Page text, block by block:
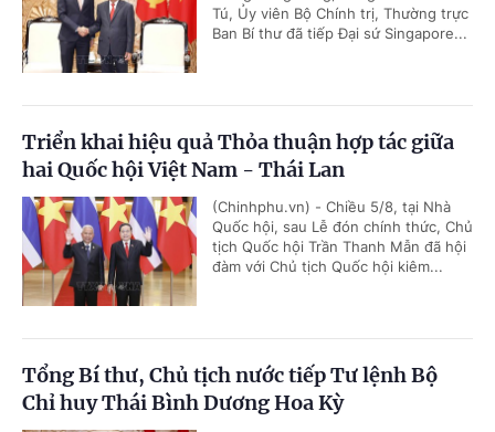
Tú, Ủy viên Bộ Chính trị, Thường trực
Ban Bí thư đã tiếp Đại sứ Singapore...
Triển khai hiệu quả Thỏa thuận hợp tác giữa
hai Quốc hội Việt Nam - Thái Lan
(Chinhphu.vn) - Chiều 5/8, tại Nhà
Quốc hội, sau Lễ đón chính thức, Chủ
tịch Quốc hội Trần Thanh Mẫn đã hội
đàm với Chủ tịch Quốc hội kiêm...
Tổng Bí thư, Chủ tịch nước tiếp Tư lệnh Bộ
Chỉ huy Thái Bình Dương Hoa Kỳ